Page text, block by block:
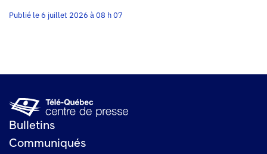
Publié le 6 juillet 2026 à 08 h 07
Bulletins
Communiqués